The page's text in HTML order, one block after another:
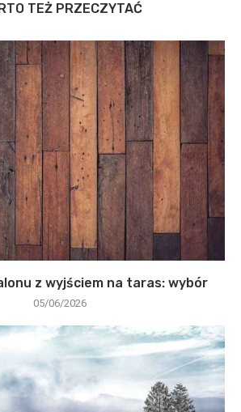
TEŻ PRZECZYTAĆ
z wyjściem na taras: wybór
05/06/2026